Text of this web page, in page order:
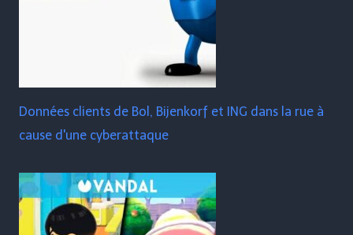
Données clients de Bol, Bijenkorf et ING dans la rue à
cause d'une cyberattaque